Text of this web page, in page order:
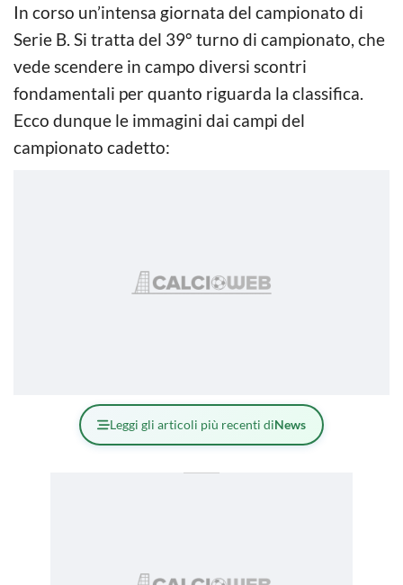
In corso un’intensa giornata del campionato di
Serie B. Si tratta del 39° turno di campionato, che
vede scendere in campo diversi scontri
fondamentali per quanto riguarda la classifica.
Ecco dunque le immagini dai campi del
campionato cadetto:
Leggi gli articoli più recenti diNews